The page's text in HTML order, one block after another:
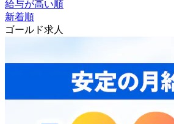
給与が高い順
新着順
ゴールド求人